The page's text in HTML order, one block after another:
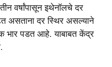
वर्षांपासून इथेनॉलचे दर
असताना दर स्थिर असल्याने
भार पडत आहे. याबाबत केंद्र